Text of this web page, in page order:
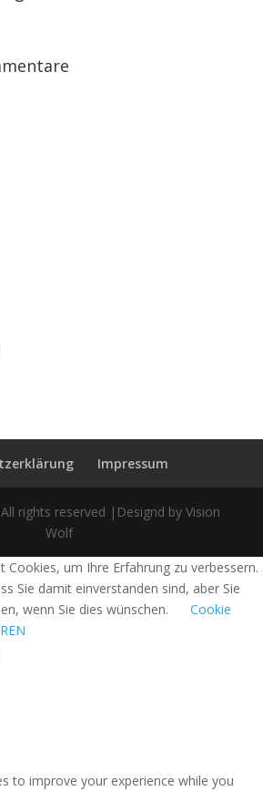
Impressum
rights reserved |Designd by Vision
Wolf
Cookies, um Ihre Erfahrung zu verbessern.
Sie damit einverstanden sind, aber Sie
wenn Sie dies wünschen.
Cookie
to improve your experience while you